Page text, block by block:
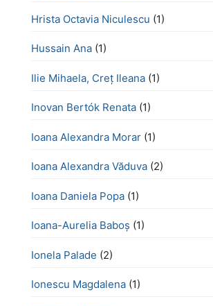
Hrista Octavia Niculescu (1)
Hussain Ana (1)
Ilie Mihaela, Creț Ileana (1)
Inovan Bertók Renata (1)
Ioana Alexandra Morar (1)
Ioana Alexandra Văduva (2)
Ioana Daniela Popa (1)
Ioana-Aurelia Baboș (1)
Ionela Palade (2)
Ionescu Magdalena (1)